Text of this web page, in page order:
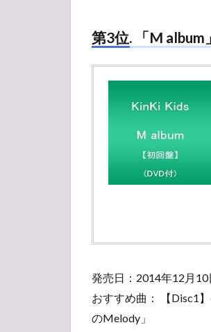
第3位. 「M album」
発売日：2014年12月10
おすすめ曲： 【Disc1
のMelody」